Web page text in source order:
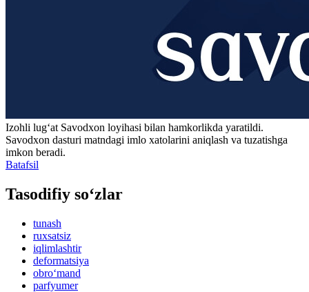
Izohli lugʻat Savodxon loyihasi bilan hamkorlikda yaratildi.
Savodxon dasturi matndagi imlo xatolarini aniqlash va tuzatishga
imkon beradi.
Batafsil
Tasodifiy so‘zlar
tunash
ruxsatsiz
iqlimlashtir
deformatsiya
obro‘mand
parfyumer